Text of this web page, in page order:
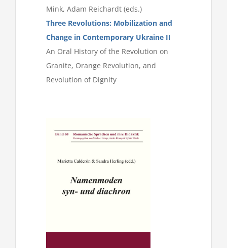
Mink, Adam Reichardt (eds.)
Three Revolutions: Mobilization and
Change in Contemporary Ukraine II
An Oral History of the Revolution on
Granite, Orange Revolution, and
Revolution of Dignity